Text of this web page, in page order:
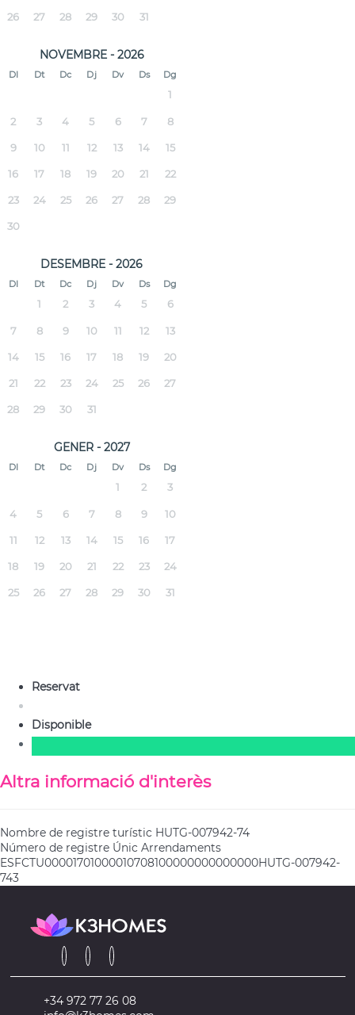
26 27 28 29 30 31
NOVEMBRE - 2026
Dl Dt Dc Dj Dv Ds Dg
1
2 3 4 5 6 7 8
9 10 11 12 13 14 15
16 17 18 19 20 21 22
23 24 25 26 27 28 29
30
DESEMBRE - 2026
Dl Dt Dc Dj Dv Ds Dg
1 2 3 4 5 6
7 8 9 10 11 12 13
14 15 16 17 18 19 20
21 22 23 24 25 26 27
28 29 30 31
GENER - 2027
Dl Dt Dc Dj Dv Ds Dg
1 2 3
4 5 6 7 8 9 10
11 12 13 14 15 16 17
18 19 20 21 22 23 24
25 26 27 28 29 30 31
Reservat
Disponible
Altra informació d'interès
Nombre de registre turístic HUTG-007942-74
Número de registre Únic Arrendaments
ESFCTU00001701000010708100000000000000HUTG-007942-
743
+34 972 77 26 08